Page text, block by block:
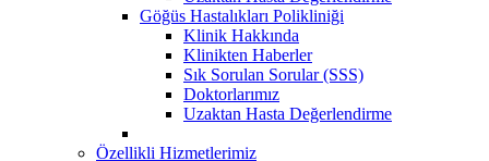
Göğüs Hastalıkları Polikliniği
Klinik Hakkında
Klinikten Haberler
Sık Sorulan Sorular (SSS)
Doktorlarımız
Uzaktan Hasta Değerlendirme
Özellikli Hizmetlerimiz